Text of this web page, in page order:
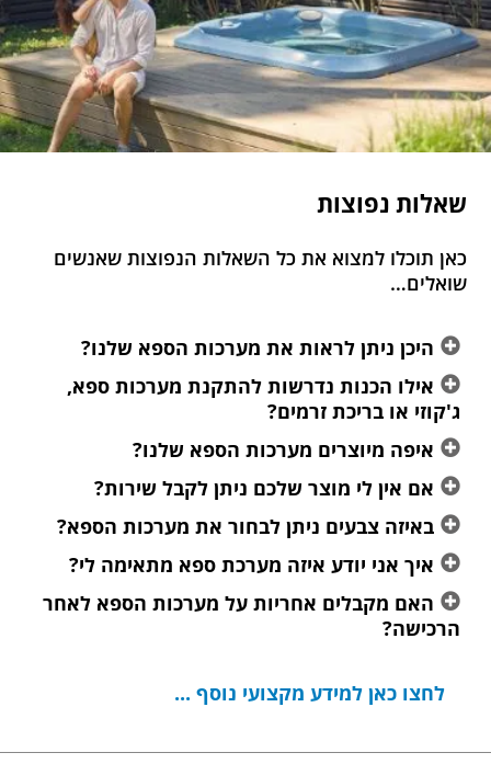
שאלות נפוצות
כאן תוכלו למצוא את כל השאלות הנפוצות שאנשים
שואלים…
היכן ניתן לראות את מערכות הספא שלנו?
אילו הכנות נדרשות להתקנת מערכות ספא,
ג'קוזי או בריכת זרמים?
איפה מיוצרים מערכות הספא שלנו?
אם אין לי מוצר שלכם ניתן לקבל שירות?
באיזה צבעים ניתן לבחור את מערכות הספא?
איך אני יודע איזה מערכת ספא מתאימה לי?
האם מקבלים אחריות על מערכות הספא לאחר
הרכישה?
לחצו כאן למידע מקצועי נוסף ...